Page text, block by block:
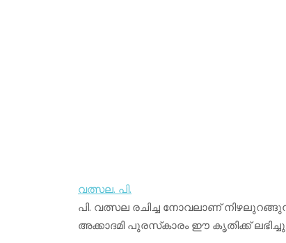
വത്സല. പി.
പി. വത്സല രചിച്ച നോവലാണ്
അക്കാദമി പുരസ്‌കാരം ഈ കൃതിക്ക് ലഭിച്ചു.